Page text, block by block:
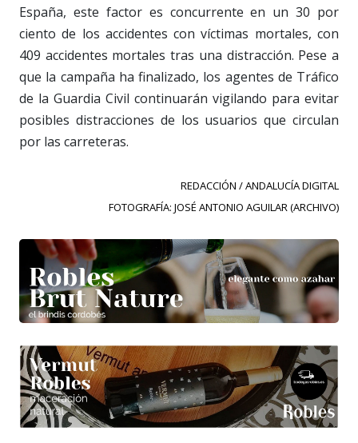
España, este factor es concurrente en un 30 por
ciento de los accidentes con víctimas mortales, con
409 accidentes mortales tras una distracción. Pese a
que la campaña ha finalizado, los agentes de Tráfico
de la Guardia Civil continuarán vigilando para evitar
posibles distracciones de los usuarios que circulan
por las carreteras.
REDACCIÓN / ANDALUCÍA DIGITAL
FOTOGRAFÍA: JOSÉ ANTONIO AGUILAR (ARCHIVO)